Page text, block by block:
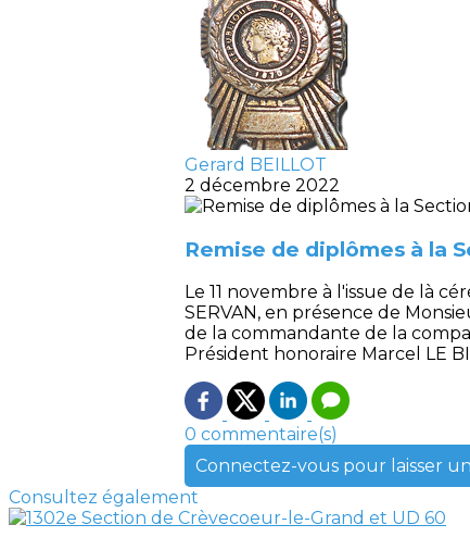
Gerard BEILLOT
2 décembre 2022
Remise de diplômes à la
Le 11 novembre à l'issue de là
SERVAN, en présence de
de la commandante de la
Président honoraire Marcel LE
0 commentaire(s)
Connectez-vous pour laisser
Consultez également